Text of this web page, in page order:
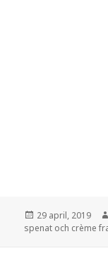
Postat
29 april, 2019
spenat och crème